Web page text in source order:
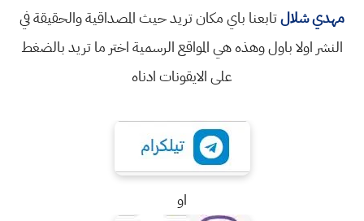
مهدي شلالتابعنا باي مكان تريد حيث المصداقية والحقيقة في
النشر اولا باول وهذه هي المواقع الرسمية اختر ما تريد بالضغط
على الايقونات ادناه
او